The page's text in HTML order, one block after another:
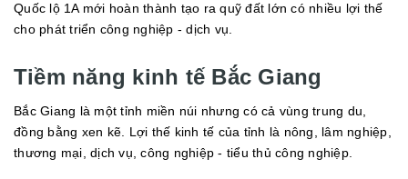
Quốc lộ 1A mới hoàn thành tạo ra quỹ đất lớn có nhiều lợi thế
cho phát triển công nghiệp - dịch vụ.
Tiềm năng kinh tế Bắc Giang
Bắc Giang là một tỉnh miền núi nhưng có cả vùng trung du,
đồng bằng xen kẽ. Lợi thế kinh tế của tỉnh là nông, lâm nghiệp,
thương mại, dịch vụ, công nghiệp - tiểu thủ công nghiệp.